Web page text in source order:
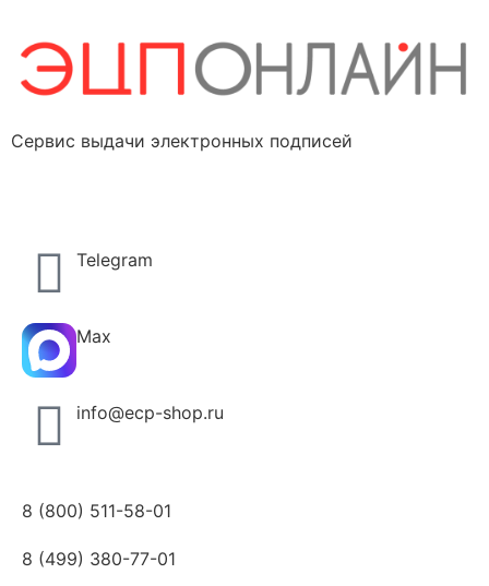
Сервис выдачи электронных подписей
Telegram
Max
info@ecp-shop.ru
8 (800) 511-58-01
8 (499) 380-77-01